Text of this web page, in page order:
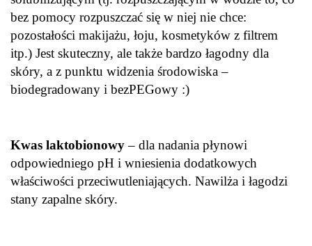
bez pomocy rozpuszczać się w niej nie chce:
pozostałości makijażu, łoju, kosmetyków z filtrem
itp.) Jest skuteczny, ale także bardzo łagodny dla
skóry, a z punktu widzenia środowiska –
biodegradowany i bezPEGowy :)
Kwas laktobionowy– dla nadania płynowi
odpowiedniego pH i wniesienia dodatkowych
właściwości przeciwutleniających. Nawilża i łagodzi
stany zapalne skóry.